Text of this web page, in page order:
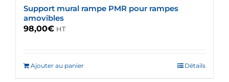
Support mural rampe PMR pour rampes
amovibles
98,00€ HT
Ajouter au panier Détails